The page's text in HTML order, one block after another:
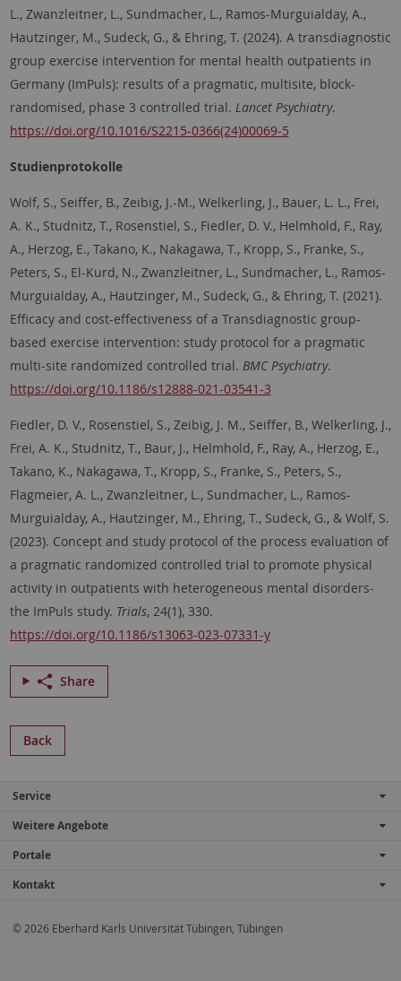
L., Zwanzleitner, L., Sundmacher, L., Ramos-Murguialday, A.,
Hautzinger, M., Sudeck, G., & Ehring, T. (2024). A transdiagnostic
group exercise intervention for mental health outpatients in
Germany (ImPuls): results of a pragmatic, multisite, block-
randomised, phase 3 controlled trial. Lancet Psychiatry.
https://doi.org/10.1016/S2215-0366(24)00069-5
Studienprotokolle
Wolf, S., Seiffer, B., Zeibig, J.-M., Welkerling, J., Bauer, L. L., Frei,
A. K., Studnitz, T., Rosenstiel, S., Fiedler, D. V., Helmhold, F., Ray,
A., Herzog, E., Takano, K., Nakagawa, T., Kropp, S., Franke, S.,
Peters, S., El-Kurd, N., Zwanzleitner, L., Sundmacher, L., Ramos-
Murguialday, A., Hautzinger, M., Sudeck, G., & Ehring, T. (2021).
Efficacy and cost-effectiveness of a Transdiagnostic group-
based exercise intervention: study protocol for a pragmatic
multi-site randomized controlled trial. BMC Psychiatry.
https://doi.org/10.1186/s12888-021-03541-3
Fiedler, D. V., Rosenstiel, S., Zeibig, J. M., Seiffer, B., Welkerling, J.,
Frei, A. K., Studnitz, T., Baur, J., Helmhold, F., Ray, A., Herzog, E.,
Takano, K., Nakagawa, T., Kropp, S., Franke, S., Peters, S.,
Flagmeier, A. L., Zwanzleitner, L., Sundmacher, L., Ramos-
Murguialday, A., Hautzinger, M., Ehring, T., Sudeck, G., & Wolf, S.
(2023). Concept and study protocol of the process evaluation of
a pragmatic randomized controlled trial to promote physical
activity in outpatients with heterogeneous mental disorders-
the ImPuls study. Trials, 24(1), 330.
https://doi.org/10.1186/s13063-023-07331-y
Share
Back
Service
Weitere Angebote
Portale
Kontakt
© 2026 Eberhard Karls Universität Tübingen, Tübingen